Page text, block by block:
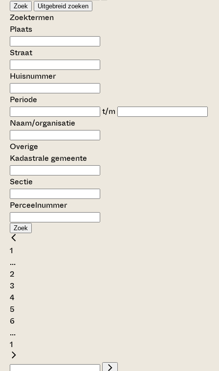
Zoek Uitgebreid zoeken
Zoektermen
Plaats
Straat
Huisnummer
Periode
t/m
Naam/organisatie
Overige
Kadastrale gemeente
Sectie
Perceelnummer
Zoek
1
...
2
3
4
5
6
...
1